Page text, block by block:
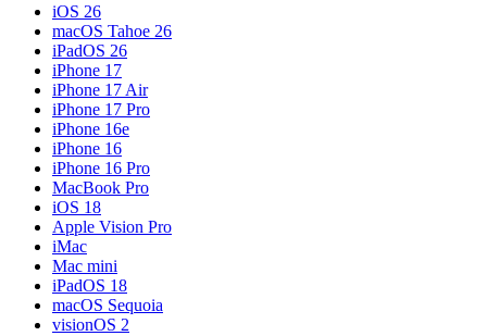
iOS 26
macOS Tahoe 26
iPadOS 26
iPhone 17
iPhone 17 Air
iPhone 17 Pro
iPhone 16e
iPhone 16
iPhone 16 Pro
MacBook Pro
iOS 18
Apple Vision Pro
iMac
Mac mini
iPadOS 18
macOS Sequoia
visionOS 2